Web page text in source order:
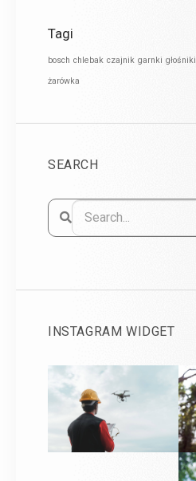
Tagi
bosch chlebak czajnik garnki głośniki
żarówka
SEARCH
INSTAGRAM WIDGET